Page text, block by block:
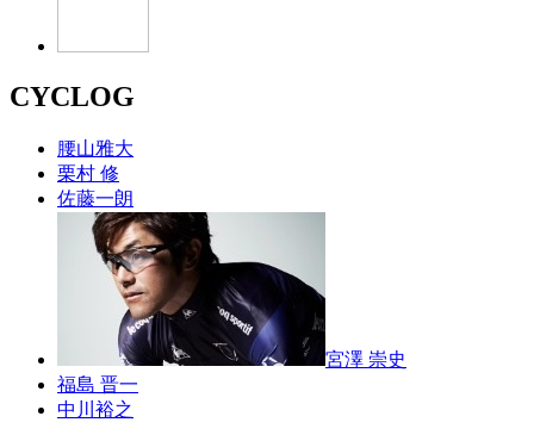
CYCLOG
腰山雅大
栗村 修
佐藤一朗
宮澤 崇史
福島 晋一
中川裕之